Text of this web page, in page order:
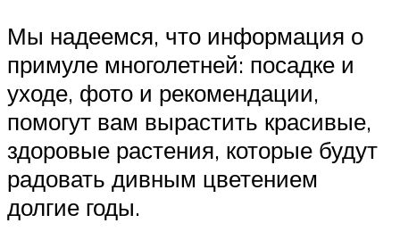
Мы надеемся, что информация о
примуле многолетней: посадке и
уходе, фото и рекомендации,
помогут вам вырастить красивые,
здоровые растения, которые будут
радовать дивным цветением
долгие годы.